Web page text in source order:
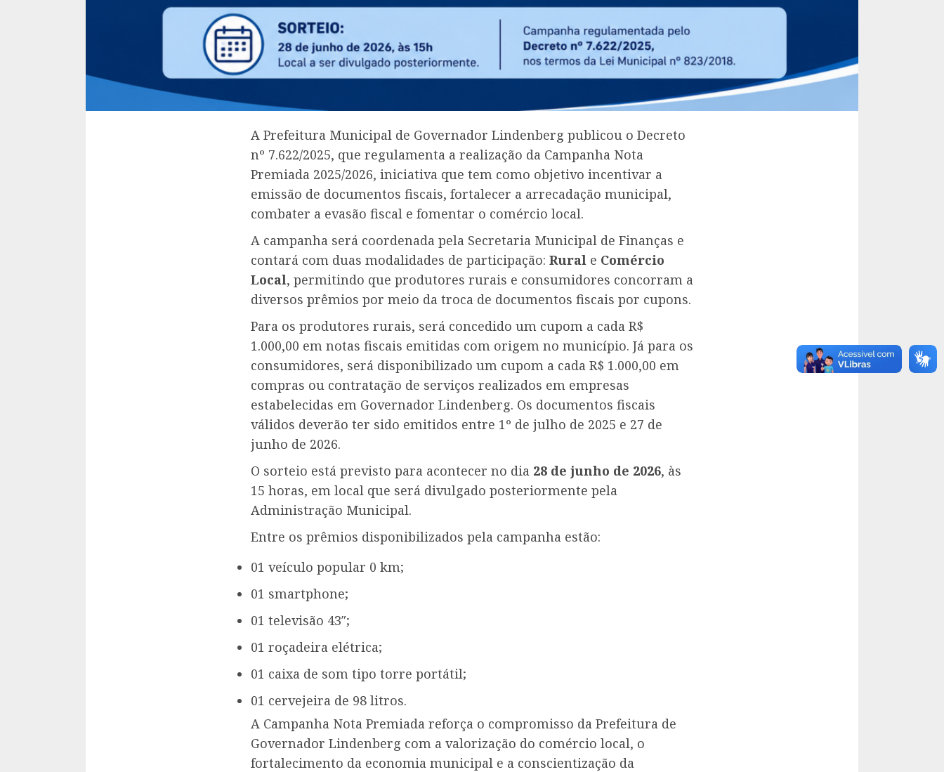
A Prefeitura Municipal de Governador Lindenberg publicou o Decreto
nº 7.622/2025, que regulamenta a realização da Campanha Nota
Premiada 2025/2026, iniciativa que tem como objetivo incentivar a
emissão de documentos fiscais, fortalecer a arrecadação municipal,
combater a evasão fiscal e fomentar o comércio local.
A campanha será coordenada pela Secretaria Municipal de Finanças e
contará com duas modalidades de participação: Rural e Comércio
Local, permitindo que produtores rurais e consumidores concorram a
diversos prêmios por meio da troca de documentos fiscais por cupons.
Para os produtores rurais, será concedido um cupom a cada R$
1.000,00 em notas fiscais emitidas com origem no município. Já para os
consumidores, será disponibilizado um cupom a cada R$ 1.000,00 em
compras ou contratação de serviços realizados em empresas
estabelecidas em Governador Lindenberg. Os documentos fiscais
válidos deverão ter sido emitidos entre 1º de julho de 2025 e 27 de
junho de 2026.
O sorteio está previsto para acontecer no dia 28 de junho de 2026, às
15 horas, em local que será divulgado posteriormente pela
Administração Municipal.
Entre os prêmios disponibilizados pela campanha estão:
01 veículo popular 0 km;
01 smartphone;
01 televisão 43″;
01 roçadeira elétrica;
01 caixa de som tipo torre portátil;
01 cervejeira de 98 litros.
A Campanha Nota Premiada reforça o compromisso da Prefeitura de
Governador Lindenberg com a valorização do comércio local, o
fortalecimento da economia municipal e a conscientização da